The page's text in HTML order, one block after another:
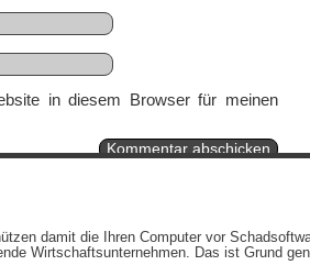
in diesem Browser für meinen
Beiträge (RSS)undKommentare (RSS).
damit die Ihren Computer vor
Wirtschaftsunternehmen. Das ist Grund